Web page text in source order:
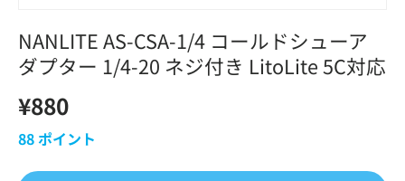
NANLITE AS-CSA-1/4 コールドシューア
ダプター 1/4-20 ネジ付き LitoLite 5C対応
¥880
88ポイント